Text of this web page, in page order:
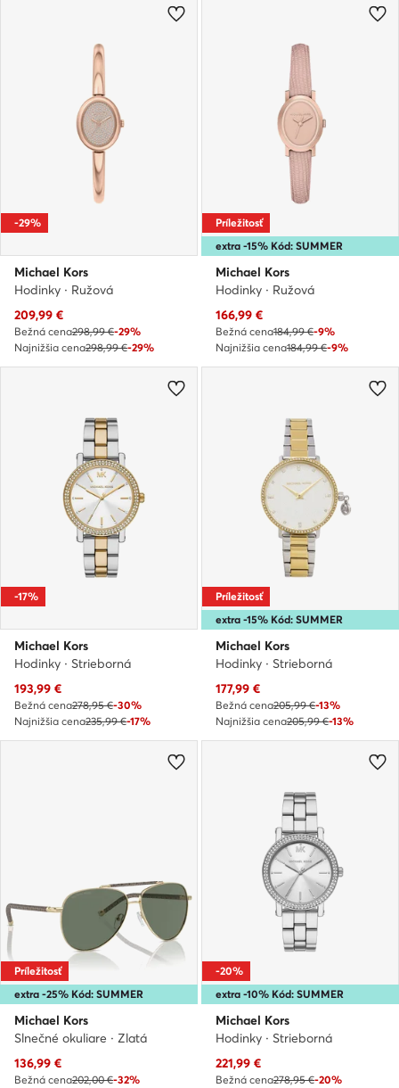
-29%
Michael Kors
Hodinky · Ružová
Aktuálna cena
209,99 €
Bežná cena298,99 €-29%
Najnižšia cena298,99 €-29%
extra -15% Kód: SUMMER
Príležitosť
Michael Kors
Hodinky · Ružová
Aktuálna cena
166,99 €
Bežná cena184,99 €-9%
Najnižšia cena184,99 €-9%
-17%
Michael Kors
Hodinky · Strieborná
Aktuálna cena
193,99 €
Bežná cena278,95 €-30%
Najnižšia cena235,99 €-17%
extra -15% Kód: SUMMER
Príležitosť
Michael Kors
Hodinky · Strieborná
Aktuálna cena
177,99 €
Bežná cena205,99 €-13%
Najnižšia cena205,99 €-13%
extra -25% Kód: SUMMER
Príležitosť
Michael Kors
Slnečné okuliare · Zlatá
Aktuálna cena
136,99 €
Bežná cena202,00 €-32%
extra -10% Kód: SUMMER
-20%
Michael Kors
Hodinky · Strieborná
Aktuálna cena
221,99 €
Bežná cena278,95 €-20%